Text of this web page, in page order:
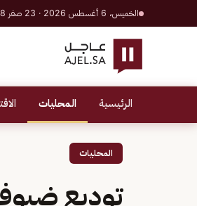
الخميس، 6 أغسطس 2026 · 23 صفر 1448 هـ
الرئيسية المحليات
المحليات
توديع